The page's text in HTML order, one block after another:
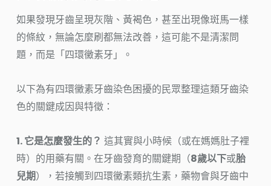
如果發現牙齒呈現灰階、黃褐色，甚至出現像斑馬一樣
的條紋，無論怎麼刷都無法改善，這可能不是清潔問
題，而是「四環黴素牙」。
以下為有四環黴素牙齒染色困擾的民眾整理這類牙齒染
色的關鍵成因與特徵：
1. 它是怎麼發生的？ 這其實與小時候（或在媽媽肚子裡
時）的用藥有關。在牙齒發育的關鍵期（8歲以下或胎
兒期），若接觸到四環黴素類抗生素，藥物會與牙齒中